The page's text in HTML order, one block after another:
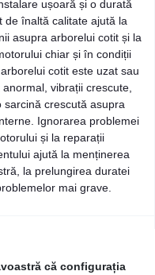
ușoară și o durată
de înaltă calitate ajută la
asupra arborelui cotit și la
chiar și în condiții
cotit este uzat sau
vibrații crescute,
crescută asupra
Ignorarea problemei
și la reparații
ajută la menținerea
la prelungirea duratei
mai grave.
că configurația